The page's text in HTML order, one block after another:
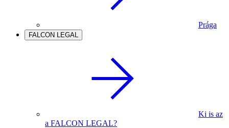
Prága
FALCON LEGAL
Ki is az
a FALCON LEGAL?